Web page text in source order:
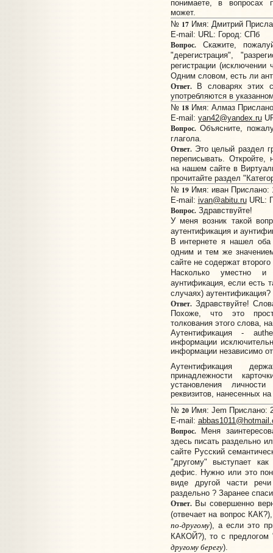
понимаете, в вопросах
может.
№ 17Имя: Дмитрий
E-mail: URL: Город: СПб
Вопрос.Скажите,
"дерегистрация",
регистрации (исключении
Одним словом, есть ли
Ответ.В словарях этих
употребляются в
№ 18Имя: Алмаз
E-mail: yan42@yandex.ru
Вопрос.Объясните,
глагола.
Ответ.Это целый раздел
переписывать. Откройте,
на нашем сайте в
прочитайте раздел
№ 19Имя: иван Прислано:
E-mail: ivan@abitu.ruURL:
Вопрос.Здравствуйте!
У меня возник такой
аутентификация и
В интернете я нашел
одним и тем же
сайте не содержат
Насколько уместно и
аунтификация, если есть
случаях) аутентификация?
Ответ.Здравствуйте!
Похоже, что это
толкования этого слова,
Аутентификация -
информации
информации независимо
Аутентификация
принадлежности
установления
реквизитов, нанесенных
№ 20Имя: Jem Прислано:
E-mail:
Вопрос.Меня
здесь писать раздельно
сайте Русский
"другому" выступает
дефис. Нужно или это
виде другой части речи
раздельно ? Заранее
Ответ.Вы совершенно
(отвечает на вопрос
по-другому), а если это
КАКОЙ?), то с предлогом
другому берегу).